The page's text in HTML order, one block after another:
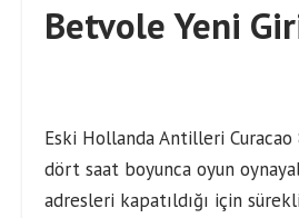
Betvole Yeni
Eski Hollanda Antilleri Curacao
dört saat boyunca oyun
adresleri kapatıldığı için